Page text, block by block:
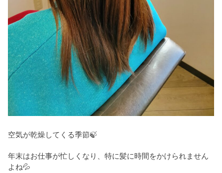
空気が乾燥してくる季節🍃
年末はお仕事が忙しくなり、特に髪に時間をかけられません
よね💦